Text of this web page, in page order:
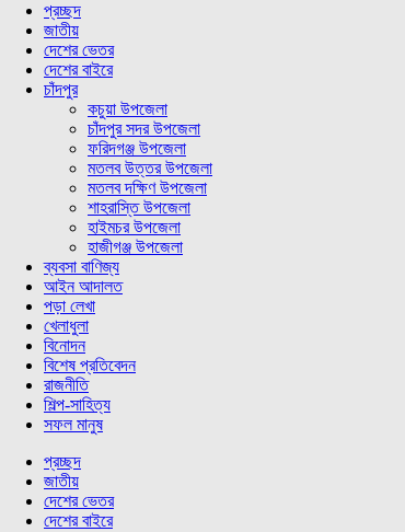
প্রচ্ছদ
জাতীয়
দেশের ভেতর
দেশের বাইরে
চাঁদপুর
কচুয়া উপজেলা
চাঁদপুর সদর উপজেলা
ফরিদগঞ্জ উপজেলা
মতলব উত্তর উপজেলা
মতলব দক্ষিণ উপজেলা
শাহরাস্তি উপজেলা
হাইমচর উপজেলা
হাজীগঞ্জ উপজেলা
ব্যবসা বাণিজ্য
আইন আদালত
পড়া লেখা
খেলাধুলা
বিনোদন
বিশেষ প্রতিবেদন
রাজনীতি
শিল্প-সাহিত্য
সফল মানুষ
প্রচ্ছদ
জাতীয়
দেশের ভেতর
দেশের বাইরে